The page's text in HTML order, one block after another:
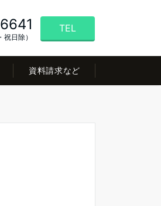
日除）
TEL
資料請求など